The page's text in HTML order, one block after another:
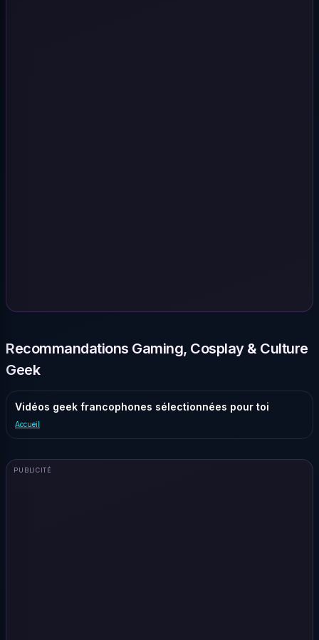
Recommandations Gaming, Cosplay & Culture
Geek
Vidéos geek francophones sélectionnées pour toi
Accueil
PUBLICITÉ